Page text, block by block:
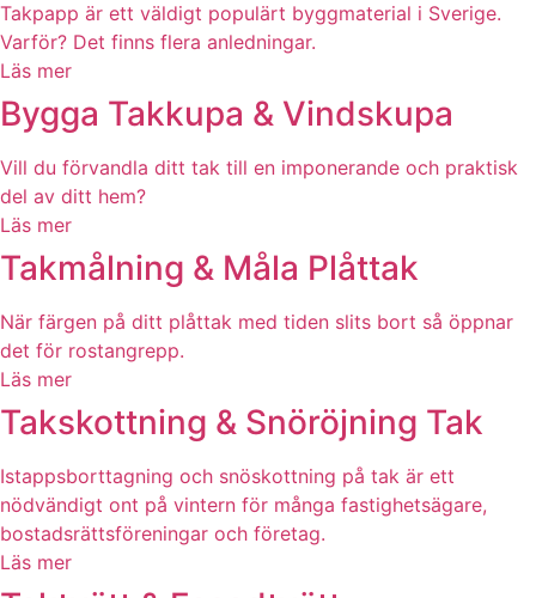
Takpapp är ett väldigt populärt byggmaterial i Sverige.
Varför? Det finns flera anledningar.
Läs mer
Bygga Takkupa & Vindskupa
Vill du förvandla ditt tak till en imponerande och praktisk
del av ditt hem?
Läs mer
Takmålning & Måla Plåttak
När färgen på ditt plåttak med tiden slits bort så öppnar
det för rostangrepp.
Läs mer
Takskottning & Snöröjning Tak
Istappsborttagning och snöskottning på tak är ett
nödvändigt ont på vintern för många fastighetsägare,
bostadsrättsföreningar och företag.
Läs mer